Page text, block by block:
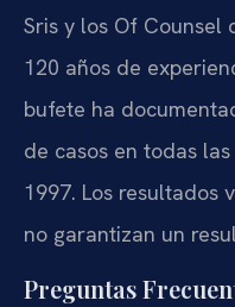
Sris y los Of Counsel
120 años de
bufete ha
de casos en todas
1997. Los resultados
no garantizan un
Preguntas